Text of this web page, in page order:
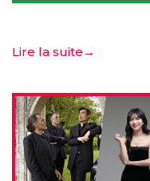
Lire la suite →